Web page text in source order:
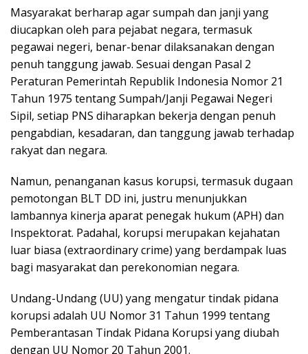
Masyarakat berharap agar sumpah dan janji yang
diucapkan oleh para pejabat negara, termasuk
pegawai negeri, benar-benar dilaksanakan dengan
penuh tanggung jawab. Sesuai dengan Pasal 2
Peraturan Pemerintah Republik Indonesia Nomor 21
Tahun 1975 tentang Sumpah/Janji Pegawai Negeri
Sipil, setiap PNS diharapkan bekerja dengan penuh
pengabdian, kesadaran, dan tanggung jawab terhadap
rakyat dan negara.
Namun, penanganan kasus korupsi, termasuk dugaan
pemotongan BLT DD ini, justru menunjukkan
lambannya kinerja aparat penegak hukum (APH) dan
Inspektorat. Padahal, korupsi merupakan kejahatan
luar biasa (extraordinary crime) yang berdampak luas
bagi masyarakat dan perekonomian negara.
Undang-Undang (UU) yang mengatur tindak pidana
korupsi adalah UU Nomor 31 Tahun 1999 tentang
Pemberantasan Tindak Pidana Korupsi yang diubah
dengan UU Nomor 20 Tahun 2001.